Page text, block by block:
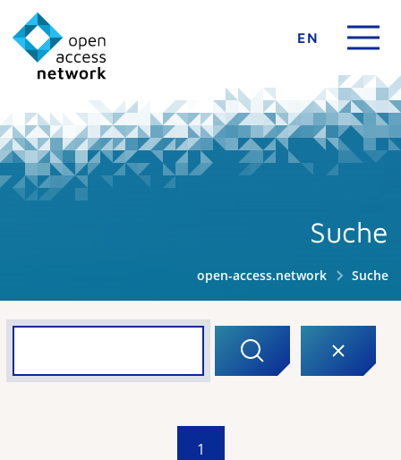
EN
Suche
open-access.network Suche
1